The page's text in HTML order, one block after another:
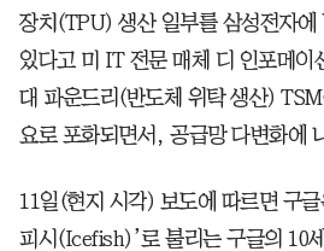
장치(TPU) 생산 일부를 삼성전자에
있다고 미 IT 전문 매체 디 인포메이
대 파운드리(반도체 위탁 생산)
요로 포화되면서, 공급망 다변화에
11일(현지 시각) 보도에 따르면 구
피시(Icefish)’로 불리는 구글의 10